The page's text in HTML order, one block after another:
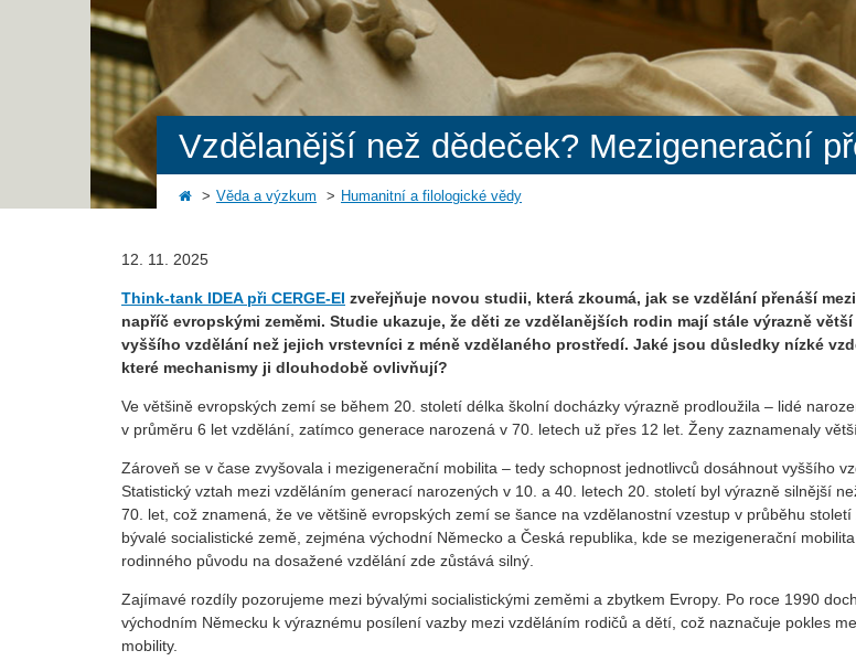
Vzdělanější než dědeček? Mezigenerační
Věda a výzkum Humanitní a filologické vědy
12. 11. 2025
Think-tank IDEA při CERGE-EI zveřejňuje novou studii, která zkoumá, jak se vzdělání přenáší
napříč evropskými zeměmi. Studie ukazuje, že děti ze vzdělanějších rodin mají stále výrazně
vyššího vzdělání než jejich vrstevníci z méně vzdělaného prostředí. Jaké jsou důsledky nízké
které mechanismy ji dlouhodobě ovlivňují?
Ve většině evropských zemí se během 20. století délka školní docházky výrazně prodloužila – lidé
v průměru 6 let vzdělání, zatímco generace narozená v 70. letech už přes 12 let. Ženy zaznamenaly
Zároveň se v čase zvyšovala i mezigenerační mobilita – tedy schopnost jednotlivců dosáhnout vyššího
Statistický vztah mezi vzděláním generací narozených v 10. a 40. letech 20. století byl výrazně silnější
70. let, což znamená, že ve většině evropských zemí se šance na vzdělanostní vzestup v průběhu
bývalé socialistické země, zejména východní Německo a Česká republika, kde se mezigenerační
rodinného původu na dosažené vzdělání zde zůstává silný.
Zajímavé rozdíly pozorujeme mezi bývalými socialistickými zeměmi a zbytkem Evropy. Po roce 1990
východním Německu k výraznému posílení vazby mezi vzděláním rodičů a dětí, což naznačuje pokles
mobility.